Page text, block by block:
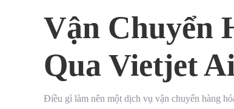
Vận Chuyển
Qua Vietjet
Điều gì làm nên một dịch vụ vận chuyển hàng